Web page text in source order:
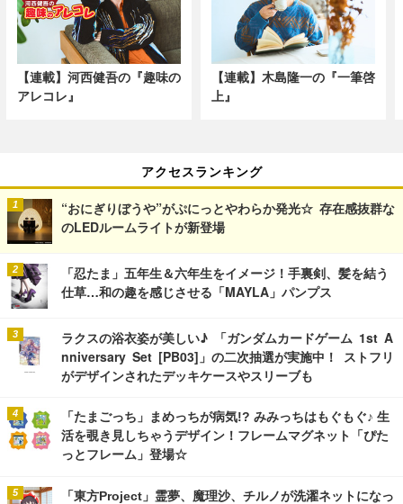
【連載】河西健吾の『趣味の
アレコレ』
【連載】木島隆一の『一筆啓
上』
アクセスランキング
“おにぎりぼうや”がぷにっとやわらか発光☆ 存在感抜群な
のLEDルームライトが新登場
「忍たま」五年生＆六年生をイメージ！手裏剣、髪を結う
仕草…和の趣を感じさせる「MAYLA」パンプス
ラクスの浴衣姿が美しい♪ 「ガンダムカードゲーム 1st A
nniversary Set [PB03]」の二次抽選が実施中！ ストフリ
がデザインされたデッキケースやスリーブも
「たまごっち」まめっちが病気!? みみっちはもぐもぐ♪ 生
活を覗き見しちゃうデザイン！フレームマグネット「ぴた
っとフレーム」登場☆
「東方Project」霊夢、魔理沙、チルノが洗濯ネットになっ